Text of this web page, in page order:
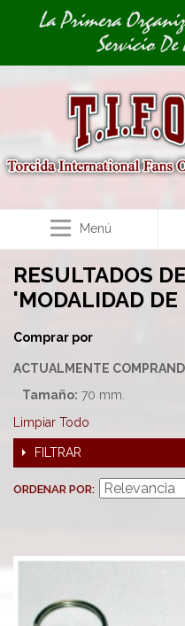
Image 01La Primera
Servicio De
Menú
RESULTADOS
'MODALIDAD DE
Comprar por
ACTUALMENTE
Tamaño: 70 mm.
Limpiar Todo
FILTRAR
ORDENAR POR